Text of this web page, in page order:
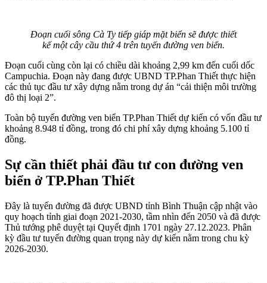
Đoạn cuối sông Cà Ty tiếp giáp mặt biển sẽ được thiết
kế một cây cầu thứ 4 trên tuyến đường ven biển.
Đoạn cuối cùng còn lại có chiều dài khoảng 2,99 km đến cuối dốc
Campuchia. Đoạn này đang được UBND TP.Phan Thiết thực hiện
các thủ tục đầu tư xây dựng nằm trong dự án “cải thiện môi trường
đô thị loại 2”.
Toàn bộ tuyến đường ven biển TP.Phan Thiết dự kiến có vốn đầu tư
khoảng 8.948 tỉ đồng, trong đó chi phí xây dựng khoảng 5.100 tỉ
đồng.
Sự cần thiết phải đầu tư con đường ven
biển ở TP.Phan Thiết
Đây là tuyến đường đã được UBND tỉnh Bình Thuận cập nhật vào
quy hoạch tỉnh giai đoạn 2021-2030, tầm nhìn đến 2050 và đã được
Thủ tướng phê duyệt tại Quyết định 1701 ngày 27.12.2023. Phân
kỳ đầu tư tuyến đường quan trọng này dự kiến nằm trong chu kỳ
2026-2030.